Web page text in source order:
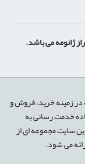
خرید، فروش و
رسانی به
مجموعه ای از
می شود.